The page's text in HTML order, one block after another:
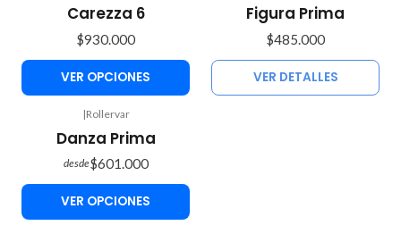
Carezza 6
$930.000
VER OPCIONES
Figura Prima
$485.000
VER DETALLES
|Rollervar
Danza Prima
desde$601.000
VER OPCIONES